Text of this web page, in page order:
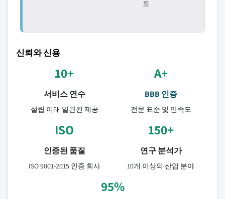
토
신뢰와 신용
10+
서비스 연수
설립 이래 일관된 제공
A+
BBB 인증
전문 표준 및 만족도
ISO
인증된 품질
ISO 9001-2015 인증 회사
150+
연구 분석가
10개 이상의 산업 분야
95%